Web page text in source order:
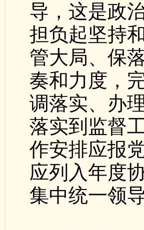
导，这是政
担负起坚持
管大局、保
奏和力度，
调落实、办
落实到监督
作安排应报
应列入年度
集中统一领